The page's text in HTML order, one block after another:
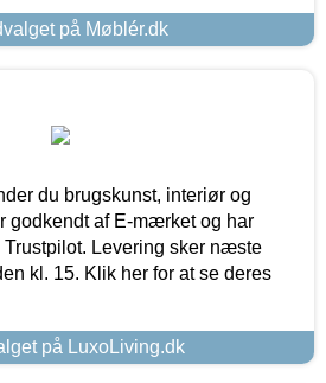
på Møblér.dk
du brugskunst, interiør og
godkendt af E-mærket og har
Levering sker næste
kl. 15. Klik her for at se deres
på LuxoLiving.dk